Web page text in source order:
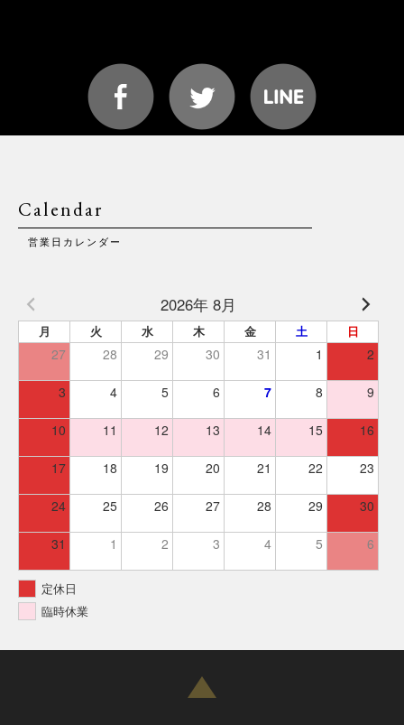
Calendar
営業日カレンダー
2026年 8月
月 火 水 木 金 土 日
27 28 29 30 31 1 2
3 4 5 6 7 8 9
10 11 12 13 14 15 16
17 18 19 20 21 22 23
24 25 26 27 28 29 30
31 1 2 3 4 5 6
定休日
臨時休業